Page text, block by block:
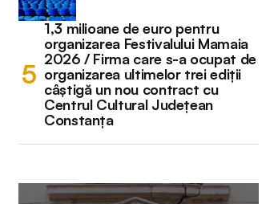
1,3 milioane de euro pentru
organizarea Festivalului Mamaia
2026 / Firma care s-a ocupat de
organizarea ultimelor trei ediții
câștigă un nou contract cu
Centrul Cultural Județean
Constanța